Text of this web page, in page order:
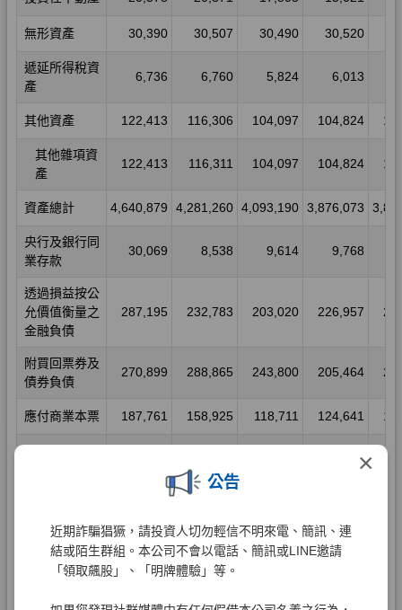
×
公告
近期詐騙猖獗，請投資人切勿輕信不明來電、簡訊、連
結或陌生群組。本公司不會以電話、簡訊或LINE邀請
「領取飆股」、「明牌體驗」等。